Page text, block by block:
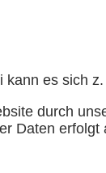
es sich
durch
Daten